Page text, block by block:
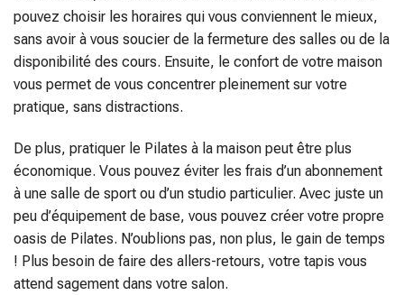
pouvez choisir les horaires qui vous conviennent le mieux,
sans avoir à vous soucier de la fermeture des salles ou de la
disponibilité des cours. Ensuite, le confort de votre maison
vous permet de vous concentrer pleinement sur votre
pratique, sans distractions.
De plus, pratiquer le Pilates à la maison peut être plus
économique. Vous pouvez éviter les frais d’un abonnement
à une salle de sport ou d’un studio particulier. Avec juste un
peu d’équipement de base, vous pouvez créer votre propre
oasis de Pilates. N’oublions pas, non plus, le gain de temps
! Plus besoin de faire des allers-retours, votre tapis vous
attend sagement dans votre salon.